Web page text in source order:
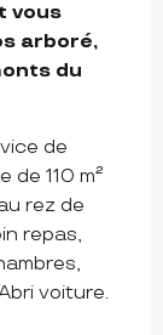
vous
arboré,
du
de
de 110 m²
rez de
repas,
voiture.